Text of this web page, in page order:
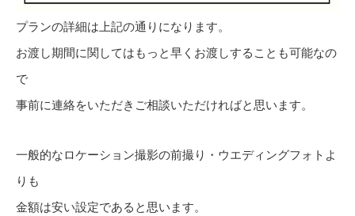
プランの詳細は上記の通りになります。
お渡し期間に関してはもっと早くお渡しすることも可能なの
で
事前に連絡をいただきご相談いただければと思います。
一般的なロケーション撮影の前撮り・ウエディングフォトよ
りも
金額は安い設定であると思います。